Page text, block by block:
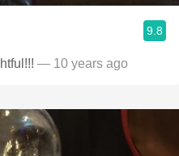
9.8
— 10 years ago